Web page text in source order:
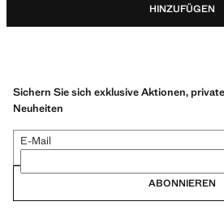
HINZUFÜGEN
Sichern Sie sich exklusive Aktionen,
Neuheiten
E-Mail
ABONNIEREN